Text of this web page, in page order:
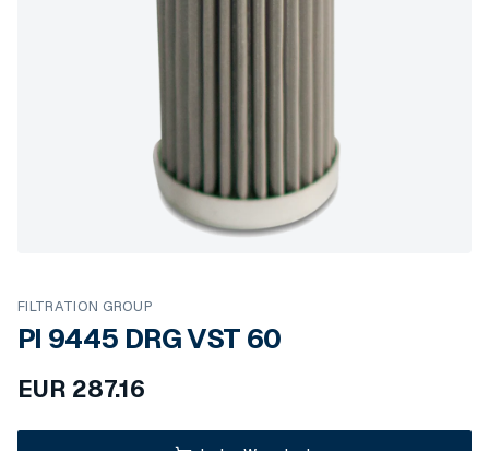
FILTRATION GROUP
PI 9445 DRG VST 60
EUR 287.16